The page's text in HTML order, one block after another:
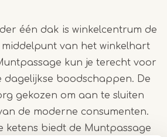
één dak is winkelcentrum de
van het winkelhart
kun je terecht voor
dagelijkse boodschappen. De
gekozen om aan te sluiten
de moderne consumenten.
ketens biedt de Muntpassage